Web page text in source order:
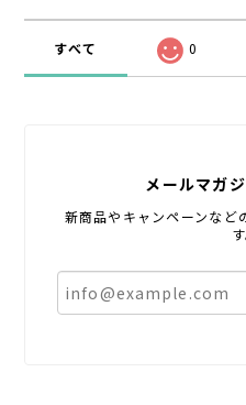
すべて 0
メールマガ
新商品やキャンペーンなど
す